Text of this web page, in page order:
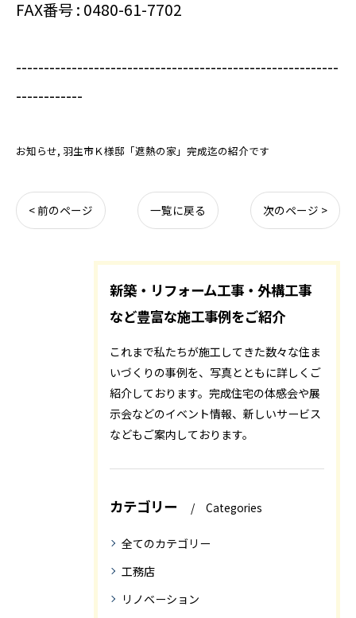
FAX番号 : 0480-61-7702
----------------------------------------------------------
------------
お知らせ 羽生市Ｋ様邸「遮熱の家」完成迄の紹介です
< 前のページ 一覧に戻る 次のページ >
新築・リフォーム工事・外構工事
など豊富な施工事例をご紹介
これまで私たちが施工してきた数々な住ま
いづくりの事例を、写真とともに詳しくご
紹介しております。完成住宅の体感会や展
示会などのイベント情報、新しいサービス
などもご案内しております。
カテゴリー Categories
全てのカテゴリー
工務店
リノベーション